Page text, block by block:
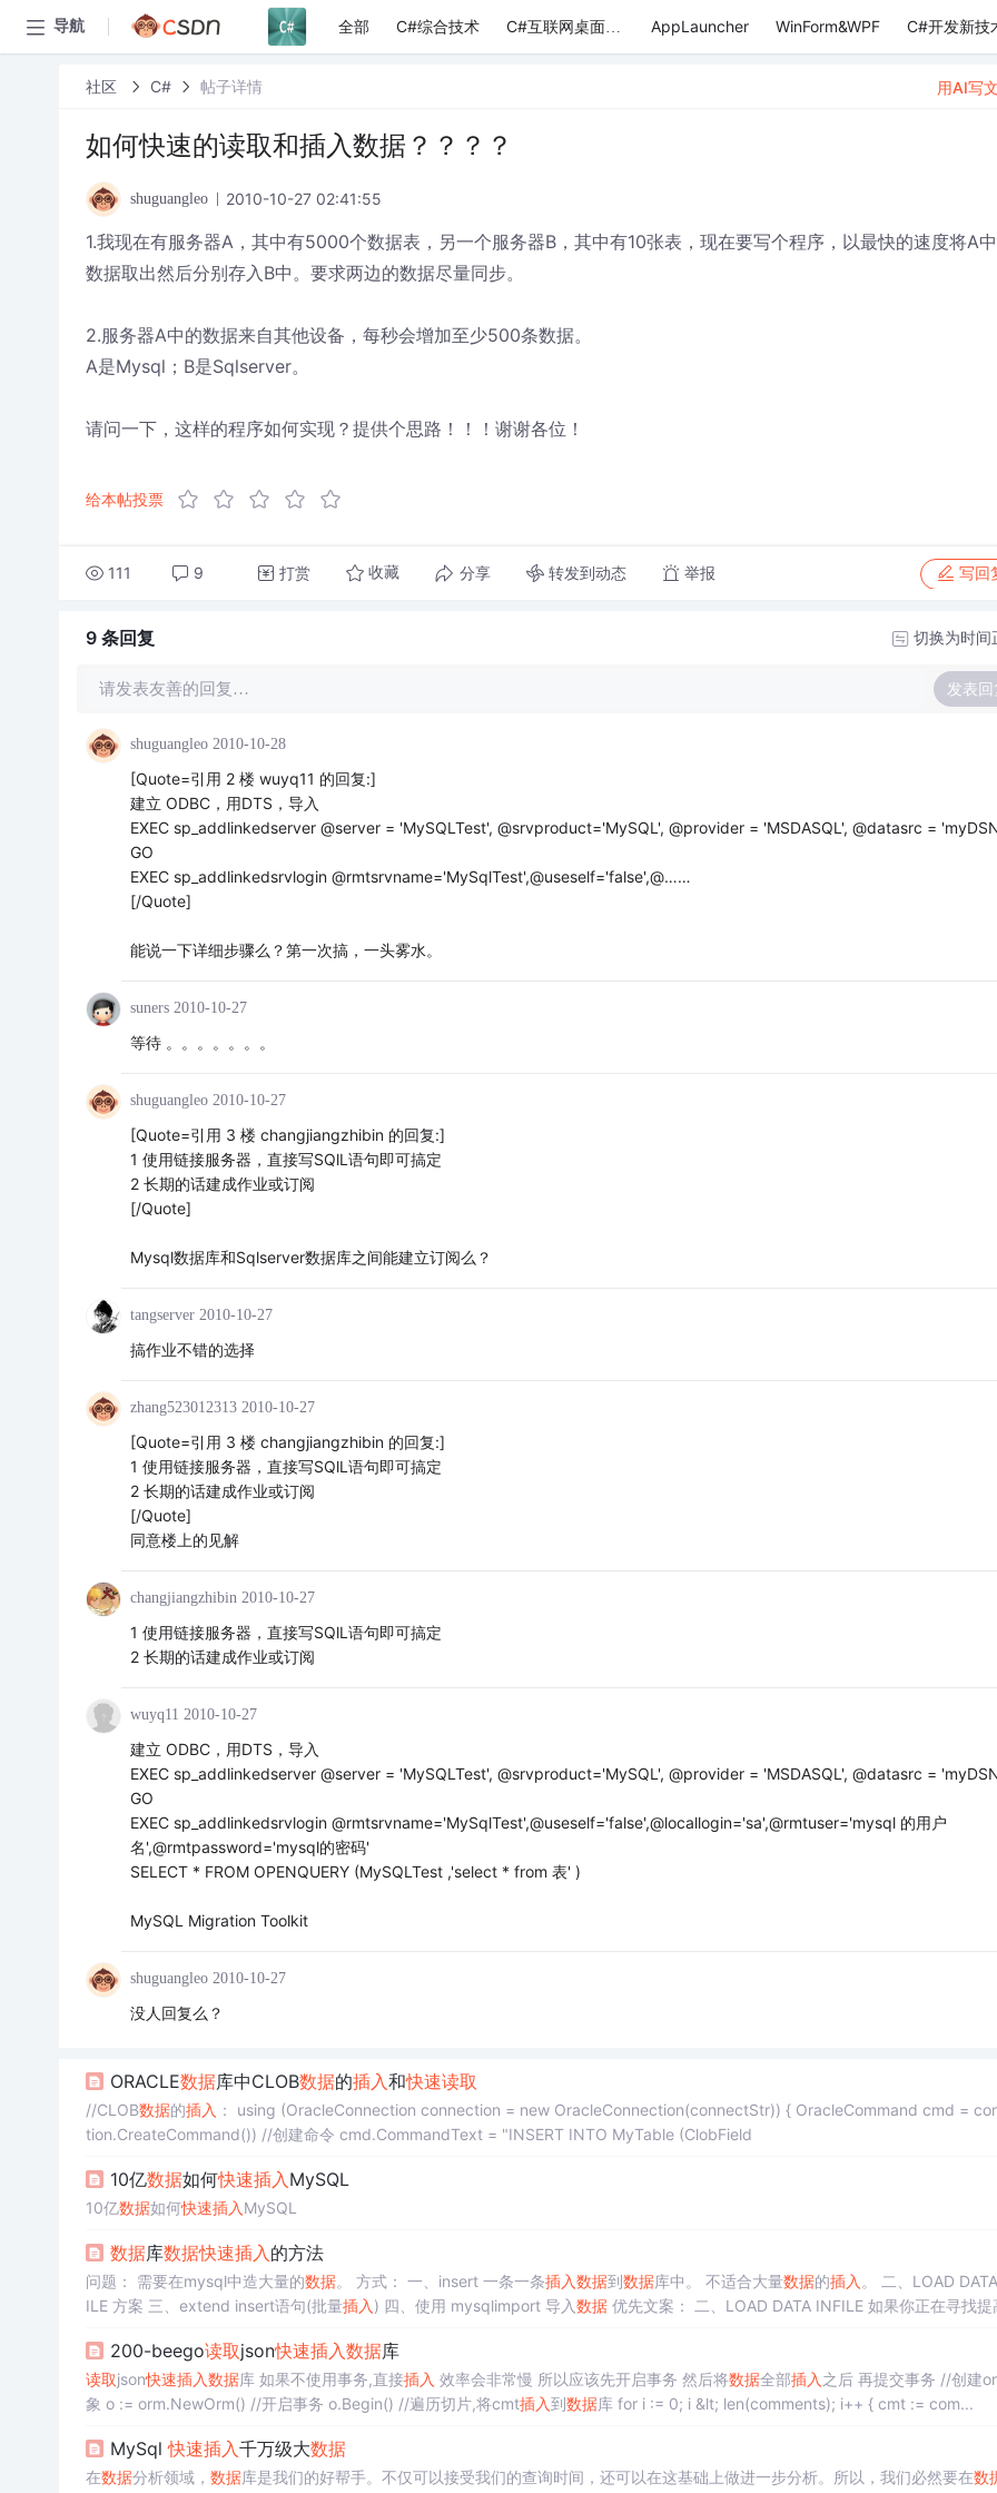
导航 全部 C#综合技术 C#互联网桌面应用 AppLauncher WinForm&WPF C#开发新技
社区 C# 帖子详情
如何快速的读取和插入数据？？？？
shuguangleo 2010-10-27 02:41:55
1.我现在有服务器A，其中有5000个数据表，另一个服务器B，其中有10张表，现在要写个程序，以最快的速度将A
数据取出然后分别存入B中。要求两边的数据尽量同步。
2.服务器A中的数据来自其他设备，每秒会增加至少500条数据。
A是Mysql；B是Sqlserver。
请问一下，这样的程序如何实现？提供个思路！！！谢谢各位！
给本帖投票
111 9 打赏 收藏 分享 转发到动态 举报 写回
用AI写
9 条回复 切换为时间
请发表友善的回复… 发表回
shuguangleo 2010-10-28
[Quote=引用 2 楼 wuyq11 的回复:]
建立 ODBC，用DTS，导入
EXEC sp_addlinkedserver @server = 'MySQLTest', @srvproduct='MySQL', @provider = 'MSDASQL', @datasrc =
GO
EXEC sp_addlinkedsrvlogin @rmtsrvname='MySqlTest',@useself='false',@……
[/Quote]
能说一下详细步骤么？第一次搞，一头雾水。
suners 2010-10-27
等待 。。。。。。。
shuguangleo 2010-10-27
[Quote=引用 3 楼 changjiangzhibin 的回复:]
1 使用链接服务器，直接写SQlL语句即可搞定
2 长期的话建成作业或订阅
[/Quote]
Mysql数据库和Sqlserver数据库之间能建立订阅么？
tangserver 2010-10-27
搞作业不错的选择
zhang523012313 2010-10-27
[Quote=引用 3 楼 changjiangzhibin 的回复:]
1 使用链接服务器，直接写SQlL语句即可搞定
2 长期的话建成作业或订阅
[/Quote]
同意楼上的见解
changjiangzhibin 2010-10-27
1 使用链接服务器，直接写SQlL语句即可搞定
2 长期的话建成作业或订阅
wuyq11 2010-10-27
建立 ODBC，用DTS，导入
EXEC sp_addlinkedserver @server = 'MySQLTest', @srvproduct='MySQL', @provider = 'MSDASQL', @datasrc =
GO
EXEC sp_addlinkedsrvlogin @rmtsrvname='MySqlTest',@useself='false',@locallogin='sa',@rmtuser='mysql 的用户
名',@rmtpassword='mysql的密码'
SELECT * FROM OPENQUERY (MySQLTest ,'select * from 表' )
MySQL Migration Toolkit
shuguangleo 2010-10-27
没人回复么？
ORACLE数据库中CLOB数据的插入和快速读取
//CLOB数据的插入 ： using (OracleConnection connection = new OracleConnection(connectStr)) { OracleCommand cmd = connec
tion.CreateCommand()) //创建命令 cmd.CommandText = "INSERT INTO MyTable (ClobField
10亿数据如何快速插入MySQL
10亿数据如何快速插入 MySQL
数据库数据快速插入的方法
问题： 需要在mysql中造大量的数据 。 方式： 一、insert 一条一条插入数据到数据库中。 不适合大量数据的插入 。 二、LOAD DATA INF
ILE 方案 三、extend insert语句(批量插入 ) 四、使用 mysqlimport 导入数据优先文案： 二、LOAD DATA INFILE 如果你正在寻找提高原
入到.200-beego读取json快速插入数据库
读取json快速插入数据 库 如果不使用事务,直接插入 效率会非常慢 所以应该先开启事务 然后将数据全部插入 之后 再提交事务 //创建orm对
象 o := orm.NewOrm() //开启事务 o.Begin() //遍历切片,将cmt插入到数据 库 for i := 0; i &lt; len(comments); i++ { cmt := com...
MySql快速插入千万级大数据
在数据分析领域， 数据库是我们的好帮手。不仅可以接受我们的查询时间，还可以在这基础上做进一步分析。所以，我们必然要在数